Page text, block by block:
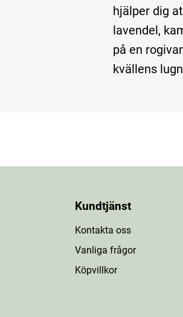
hjälper dig
lavendel,
på en
kvällens
Kundtjänst
Kontakta oss
Vanliga frågor
Köpvillkor